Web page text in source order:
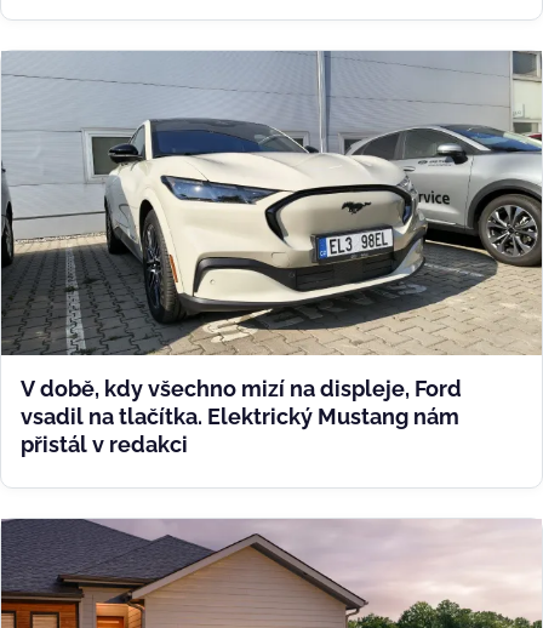
V době, kdy všechno mizí na displeje, Ford
vsadil na tlačítka. Elektrický Mustang nám
přistál v redakci